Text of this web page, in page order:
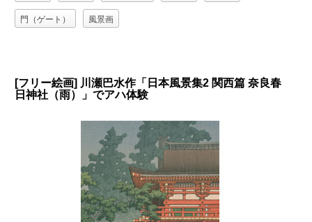
門（ゲート） 風景画
[フリー絵画] 川瀬巴水作「日本風景集2 関西篇 奈良春
日神社（雨）」でアハ体験